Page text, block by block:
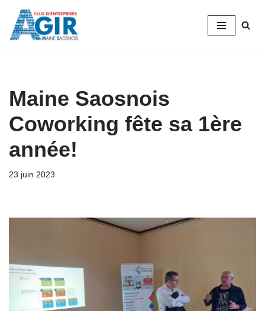
Aller
Maine Saosnois
Coworking fête sa 1ère
année!
23 juin 2023